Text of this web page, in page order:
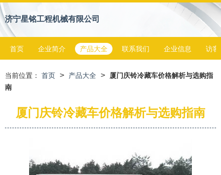
济宁星铭工程机械有限公司
首页 企业简介 产品大全 联系我们 企业信息 访客
当前位置： 首页 > 产品大全 >
厦门庆铃冷藏车价格解析与选购指
南
厦门庆铃冷藏车价格解析与选购指南